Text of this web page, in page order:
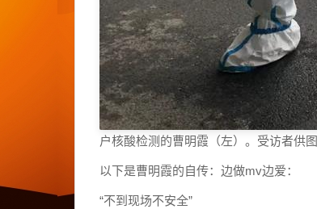
户核酸检测的曹明霞（左）。受访者供图
以下是曹明霞的自传：边做mv边爱：
“不到现场不安全”